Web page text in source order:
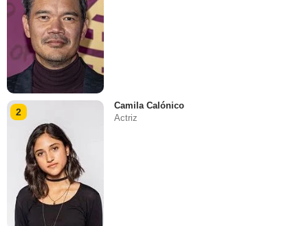
2
Camila Calónico
Actriz